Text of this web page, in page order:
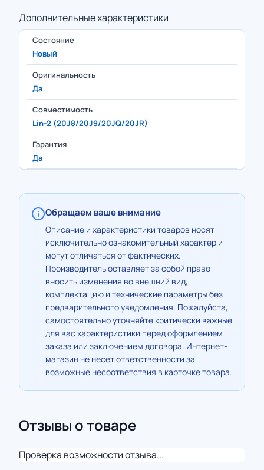
Дополнительные характеристики
Состояние
Новый
Оригинальность
Да
Совместимость
Lin-2 (20J8/20J9/20JQ/20JR)
Гарантия
Да
Обращаем ваше внимание
Описание и характеристики товаров носят
исключительно ознакомительный характер и
могут отличаться от фактических.
Производитель оставляет за собой право
вносить изменения во внешний вид,
комплектацию и технические параметры без
предварительного уведомления. Пожалуйста,
самостоятельно уточняйте критически важные
для вас характеристики перед оформлением
заказа или заключением договора. Интернет-
магазин не несет ответственности за
возможные несоответствия в карточке товара.
Отзывы о товаре
Проверка возможности отзыва...